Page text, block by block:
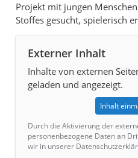
Projekt mit jungen
Stoffes gesucht, spielerisch
Externer Inhalt
Inhalte von externen
geladen und angezeigt.
Inhalt
Durch die Aktivierung der
personenbezogene Daten an
wir in unserer